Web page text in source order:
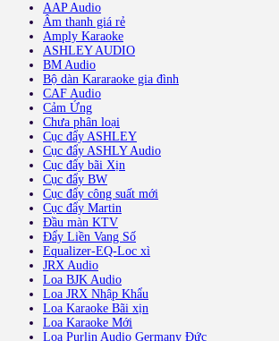
AAP Audio
Âm thanh giá rẻ
Amply Karaoke
ASHLEY AUDIO
BM Audio
Bộ dàn Kararaoke gia đình
CAF Audio
Cảm Ứng
Chưa phân loại
Cục đẩy ASHLEY
Cục đẩy ASHLY Audio
Cục đẩy bãi Xịn
Cục đẩy BW
Cục đẩy công suất mới
Cục đẩy Martin
Đầu màn KTV
Đẩy Liền Vang Số
Equalizer-EQ-Loc xì
JRX Audio
Loa BJK Audio
Loa JRX Nhập Khẩu
Loa Karaoke Bãi xịn
Loa Karaoke Mới
Loa Purlin Audio Germany Đức